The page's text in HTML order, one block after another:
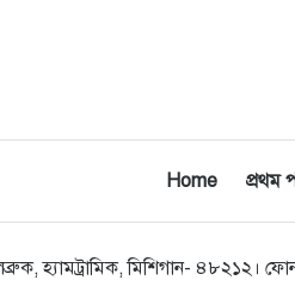
বার্ষিক
১৯
Home প্রথম
হ্যামট্রামিক, মিশিগান- ৪৮২১২।